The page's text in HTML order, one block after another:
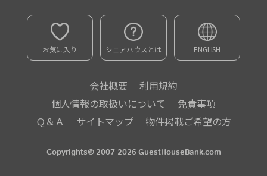
お気に入り シェアハウスとは ENGLISH
会社概要
利用規約
個人情報の取扱いについて
免責事項
Ｑ＆Ａ
サイトマップ 物件掲載ご希望の方
Copyrights© 2007-2026 GuestHouseBank.com